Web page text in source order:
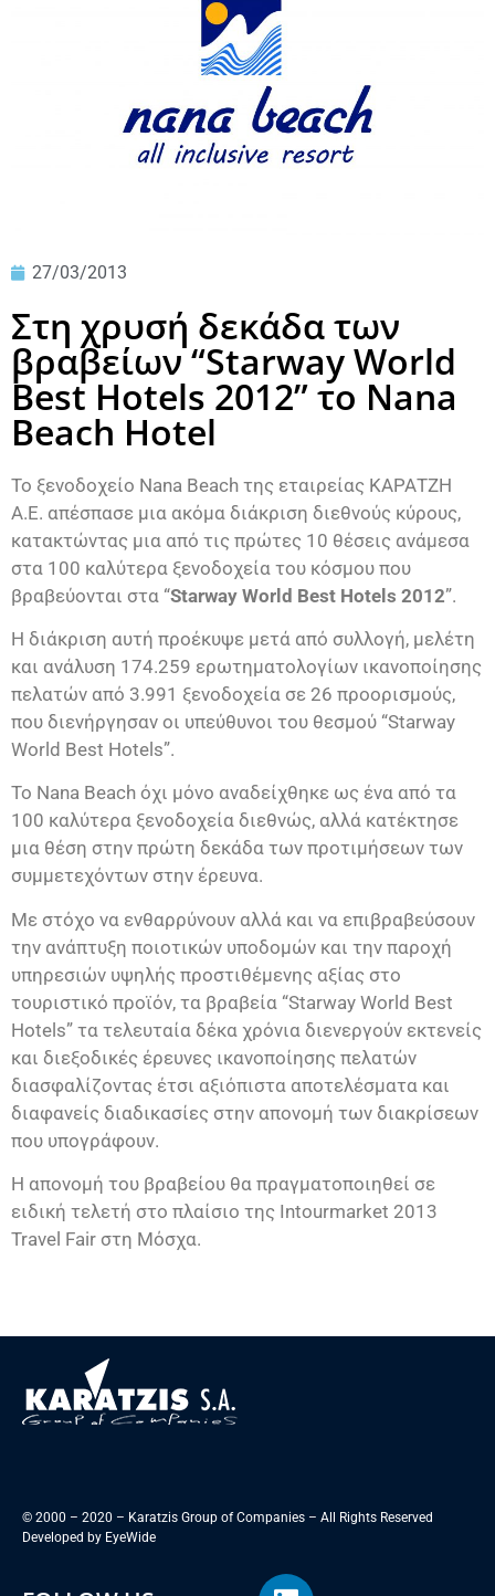
27/03/2013
Στη χρυσή δεκάδα των
βραβείων “Starway World
Best Hotels 2012” το Nana
Beach Hotel
Το ξενοδοχείο Nana Beach της εταιρείας ΚΑΡΑΤΖΗ
Α.Ε. απέσπασε μια ακόμα διάκριση διεθνούς κύρους,
κατακτώντας μια από τις πρώτες 10 θέσεις ανάμεσα
στα 100 καλύτερα ξενοδοχεία του κόσμου που
βραβεύονται στα “Starway World Best Hotels 2012”.
Η διάκριση αυτή προέκυψε μετά από συλλογή, μελέτη
και ανάλυση 174.259 ερωτηματολογίων ικανοποίησης
πελατών από 3.991 ξενοδοχεία σε 26 προορισμούς,
που διενήργησαν οι υπεύθυνοι του θεσμού “Starway
World Best Hotels”.
Το Nana Beach όχι μόνο αναδείχθηκε ως ένα από τα
100 καλύτερα ξενοδοχεία διεθνώς, αλλά κατέκτησε
μια θέση στην πρώτη δεκάδα των προτιμήσεων των
συμμετεχόντων στην έρευνα.
Με στόχο να ενθαρρύνουν αλλά και να επιβραβεύσουν
την ανάπτυξη ποιοτικών υποδομών και την παροχή
υπηρεσιών υψηλής προστιθέμενης αξίας στο
τουριστικό προϊόν, τα βραβεία “Starway World Best
Hotels” τα τελευταία δέκα χρόνια διενεργούν εκτενείς
και διεξοδικές έρευνες ικανοποίησης πελατών
διασφαλίζοντας έτσι αξιόπιστα αποτελέσματα και
διαφανείς διαδικασίες στην απονομή των διακρίσεων
που υπογράφουν.
Η απονομή του βραβείου θα πραγματοποιηθεί σε
ειδική τελετή στο πλαίσιο της Intourmarket 2013
Travel Fair στη Μόσχα.
© 2000 – 2020 – Karatzis Group of Companies – All Rights Reserved
Developed by EyeWide